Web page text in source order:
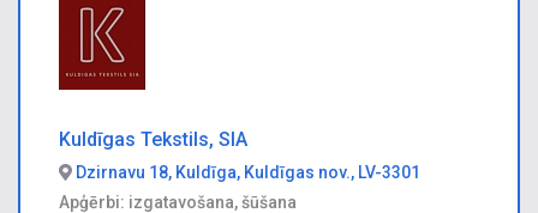
Kuldīgas Tekstils, SIA
Dzirnavu 18, Kuldīga, Kuldīgas nov., LV-3301
Apģērbi: izgatavošana, šūšana